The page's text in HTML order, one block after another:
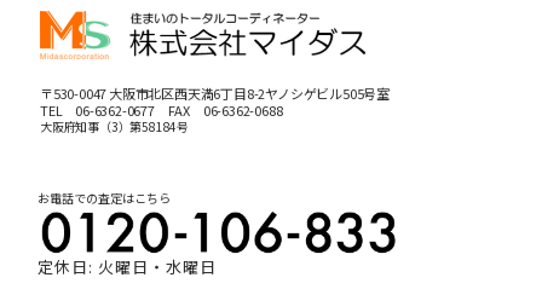
〒530-0047 大阪市北区西天満6丁目8-2ヤノシゲビル505号室
TEL 06-6362-0677FAX 06-6362-0688
大阪府知事（3）第58184号
お電話での査定はこちら
定休日: 火曜日・水曜日